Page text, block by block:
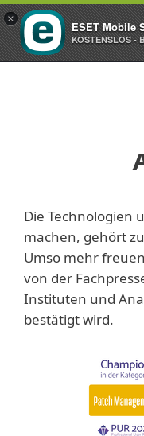
Die Technologien
machen, gehört
Umso mehr
von der
Instituten und
bestätigt wird.
×
ESET Mobile
KOSTENSLOS -